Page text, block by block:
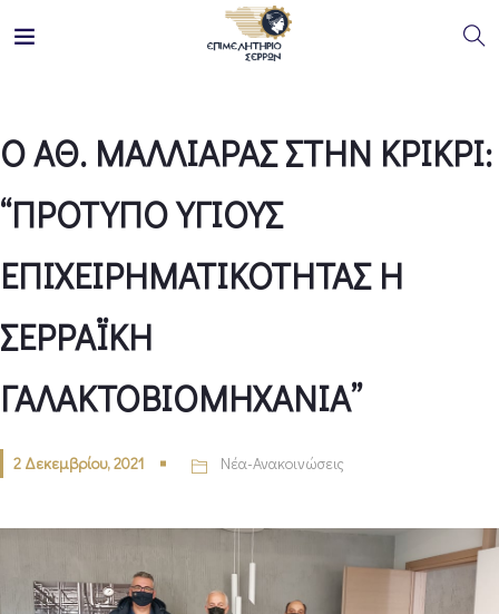
Ο ΑΘ. ΜΑΛΛΙΑΡΑΣ ΣΤΗΝ ΚΡΙΚΡΙ:
“ΠΡΟΤΥΠΟ ΥΓΙΟΥΣ
ΕΠΙΧΕΙΡΗΜΑΤΙΚΟΤΗΤΑΣ Η
ΣΕΡΡΑΪΚΗ
ΓΑΛΑΚΤΟΒΙΟΜΗΧΑΝΙΑ”
2 Δεκεμβρίου, 2021 Νέα-Ανακοινώσεις